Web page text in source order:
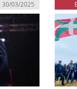
30/03/2025